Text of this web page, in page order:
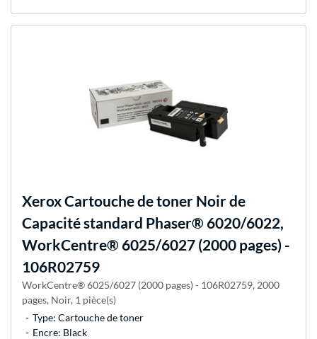
XeroxCartouche de toner Noir de
Capacité standard Phaser® 6020/6022,
WorkCentre® 6025/6027 (2000 pages) -
106R02759
WorkCentre® 6025/6027 (2000 pages) - 106R02759, 2000
pages, Noir, 1 pièce(s)
Type: Cartouche de toner
Encre: Black